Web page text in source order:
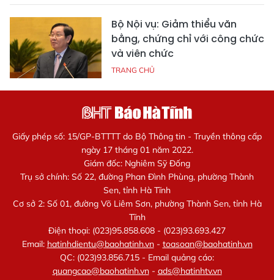
Bộ Nội vụ: Giảm thiểu văn
bằng, chứng chỉ với công chức
và viên chức
TRANG CHỦ
Giấy phép số: 15/GP-BTTTT do Bộ Thông tin - Truyền thông cấp
ngày 17 tháng 01 năm 2022.
Giám đốc: Nghiêm Sỹ Đống
Trụ sở chính: Số 22, đường Phan Đình Phùng, phường Thành
Sen, tỉnh Hà Tĩnh
Cơ sở 2: Số 01, đường Võ Liêm Sơn, phường Thành Sen, tỉnh Hà
Tĩnh
Điện thoại: (023)95.858.608 - (023)93.693.427
Email: hatinhdientu@baohatinh.vn- toasoan@baohatinh.vn
QC: (023)93.856.715 - Email quảng cáo:
quangcao@baohatinh.vn- ads@hatinhtv.vn